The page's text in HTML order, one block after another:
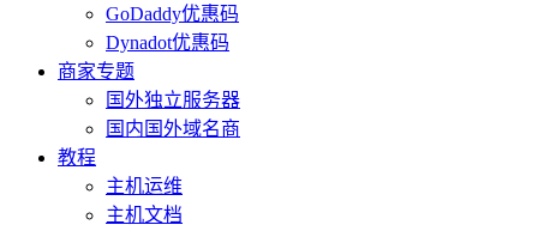
GoDaddy优惠码
Dynadot优惠码
商家专题
国外独立服务器
国内国外域名商
教程
主机运维
主机文档